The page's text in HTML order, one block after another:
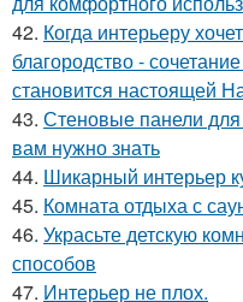
42. Когда интерьеру
благородство -
становится настоящей
43. Стеновые панели для
вам нужно знать
44. Шикарный интерьер
45. Комната отдыха с
46. Украсьте детскую
способов
47. Интерьер не плох.